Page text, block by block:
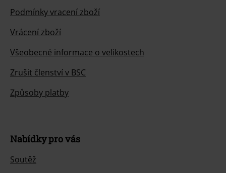
Podmínky vracení zboží
Vrácení zboží
Všeobecné informace o velikostech
Zrušit členství v BSC
Způsoby platby
Nabídky pro vás
Soutěž